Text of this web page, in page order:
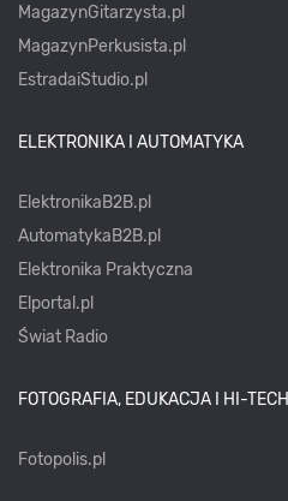
MagazynGitarzysta.pl
MagazynPerkusista.pl
EstradaiStudio.pl
ELEKTRONIKA I AUTOMATYKA
ElektronikaB2B.pl
AutomatykaB2B.pl
Elektronika Praktyczna
Elportal.pl
Świat Radio
FOTOGRAFIA, EDUKACJA I HI-TECH
Fotopolis.pl